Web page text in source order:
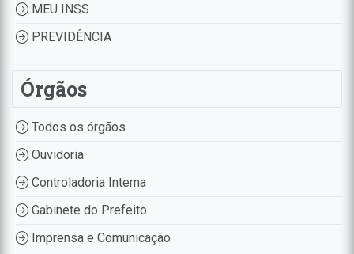
MEU INSS
PREVIDÊNCIA
Órgãos
Todos os órgãos
Ouvidoria
Controladoria Interna
Gabinete do Prefeito
Imprensa e Comunicação